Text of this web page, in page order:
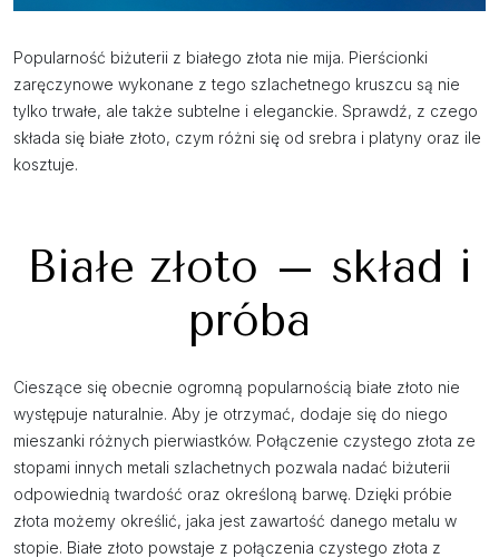
Popularność biżuterii z białego złota nie mija. Pierścionki
zaręczynowe wykonane z tego szlachetnego kruszcu są nie
tylko trwałe, ale także subtelne i eleganckie. Sprawdź, z czego
składa się białe złoto, czym różni się od srebra i platyny oraz ile
kosztuje.
Białe złoto – skład i
próba
Cieszące się obecnie ogromną popularnością białe złoto nie
występuje naturalnie. Aby je otrzymać, dodaje się do niego
mieszanki różnych pierwiastków. Połączenie czystego złota ze
stopami innych metali szlachetnych pozwala nadać biżuterii
odpowiednią twardość oraz określoną barwę. Dzięki próbie
złota możemy określić, jaka jest zawartość danego metalu w
stopie. Białe złoto powstaje z połączenia czystego złota z